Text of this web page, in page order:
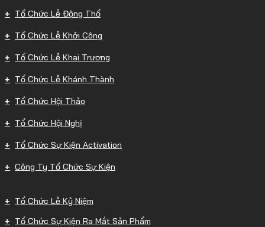
Tổ Chức Lễ Động Thổ
Tổ Chức Lễ Khởi Công
Tổ Chức Lễ Khai Trương
Tổ Chức Lễ Khánh Thành
Tổ Chức Hội Thảo
Tổ Chức Hội Nghị
Tổ Chức Sự Kiện Activation
Công Ty Tổ Chức Sự Kiện
Tổ Chức Lễ Kỷ Niệm
Tổ Chức Sự Kiện Ra Mắt Sản Phẩm